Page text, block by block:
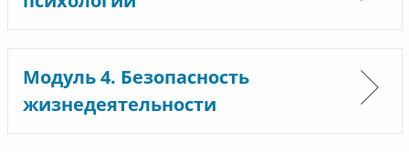
Модуль 4. Безопасность
жизнедеятельности